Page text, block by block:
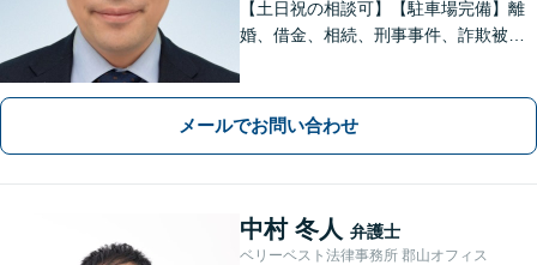
【土日祝の相談可】【駐車場完備】離
婚、借金、相続、刑事事件、詐欺被
寧にサポートいたします【地元・福島
市出身の弁護士】
メールでお問い合わせ
中村 冬人 弁護士
ベリーベスト法律事務所 郡山オフィス